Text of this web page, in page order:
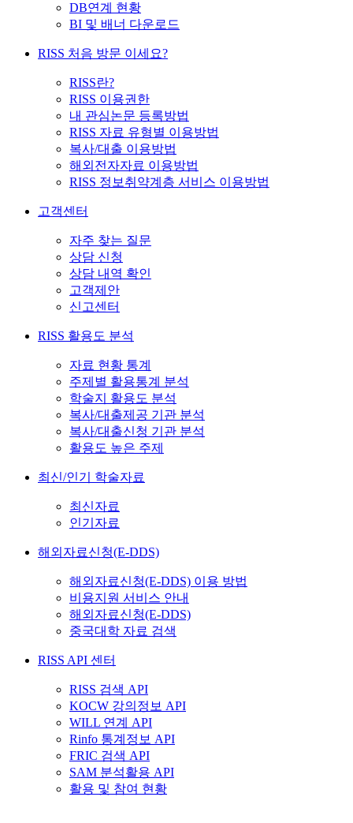
DB연계 현황
BI 및 배너 다운로드
RISS 처음 방문 이세요?
RISS란?
RISS 이용권한
내 관심논문 등록방법
RISS 자료 유형별 이용방법
복사/대출 이용방법
해외전자자료 이용방법
RISS 정보취약계층 서비스 이용방법
고객센터
자주 찾는 질문
상담 신청
상담 내역 확인
고객제안
신고센터
RISS 활용도 분석
자료 현황 통계
주제별 활용통계 분석
학술지 활용도 분석
복사/대출제공 기관 분석
복사/대출신청 기관 분석
활용도 높은 주제
최신/인기 학술자료
최신자료
인기자료
해외자료신청(E-DDS)
해외자료신청(E-DDS) 이용 방법
비용지원 서비스 안내
해외자료신청(E-DDS)
중국대학 자료 검색
RISS API 센터
RISS 검색 API
KOCW 강의정보 API
WILL 연계 API
Rinfo 통계정보 API
FRIC 검색 API
SAM 분석활용 API
활용 및 참여 현황